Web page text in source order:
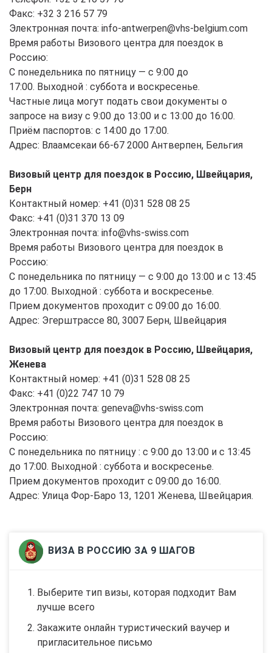
Факс: +32 3 216 57 79
Электронная почта: info-antwerpen@vhs-belgium.com
Время работы Визового центра для поездок в
Россию:
С понедельника по пятницу — с 9:00 до
17:00. Выходной : суббота и воскресенье.
Частные лица могут подать свои документы о
запросе на визу с 9:00 до 13:00 и с 13:00 до 16:00.
Приём паспортов: с 14:00 до 17:00.
Адрес: Влаамсекаи 66-67 2000 Антверпен, Бельгия
Визовый центр для поездок в Россию, Швейцария,
Берн
Контактный номер: +41 (0)31 528 08 25
Факс: +41 (0)31 370 13 09
Электронная почта: info@vhs-swiss.com
Время работы Визового центра для поездок в
Россию:
С понедельника по пятницу — с 9:00 до 13:00 и с 13:45
до 17:00. Выходной : суббота и воскресенье.
Прием документов проходит с 09:00 до 16:00.
Адрес: Эгерштрассе 80, 3007 Берн, Швейцария
Визовый центр для поездок в Россию, Швейцария,
Женева
Контактный номер: +41 (0)31 528 08 25
Факс: +41 (0)22 747 10 79
Электронная почта: geneva@vhs-swiss.com
Время работы Визового центра для поездок в
Россию:
С понедельника по пятницу : с 9:00 до 13:00 и с 13:45
до 17:00. Выходной : суббота и воскресенье.
Прием документов проходит с 09:00 до 16:00.
Адрес: Улица Фор-Баро 13, 1201 Женева, Швейцария.
ВИЗА В РОССИЮ ЗА 9 ШАГОВ
Выберите тип визы, которая подходит Bам
лучше всего
Закажите онлайн туристический ваучер и
пригласительное письмо